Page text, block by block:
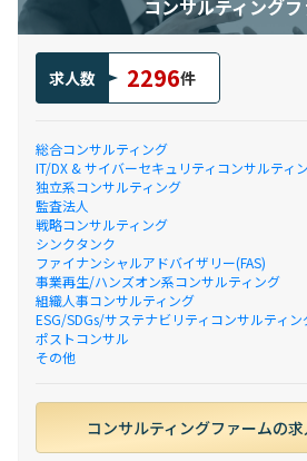
コンサルティング
求人数 2296件
総合コンサルティング
IT/DX & サイバーセキュリティコンサルティ
独立系コンサルティング
監査法人
戦略コンサルティング
シンクタンク
ファイナンシャルアドバイザリー(FAS)
事業再生/ハンズオン系コンサルティング
組織人事コンサルティング
ESG/SDGs/サステナビリティコンサルティン
ポストコンサル
その他
コンサルティングファームの